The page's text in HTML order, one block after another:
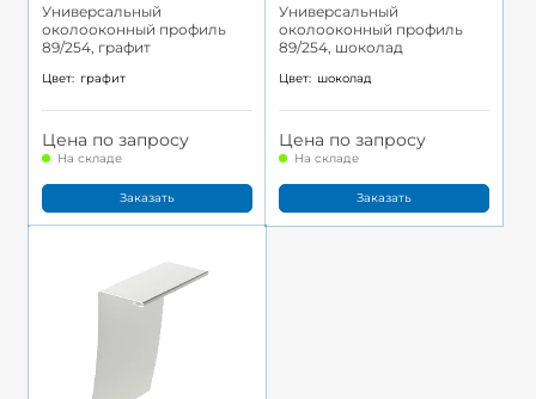
Универсальный
околооконный профиль
89/254, графит
Цвет: графит
Цена по запросу
На складе
Заказать
Универсальный
околооконный профиль
89/254, шоколад
Цвет: шоколад
Цена по запросу
На складе
Заказать